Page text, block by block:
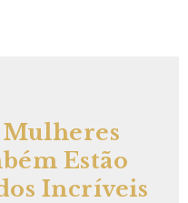
Mulheres
Estão
Incríveis